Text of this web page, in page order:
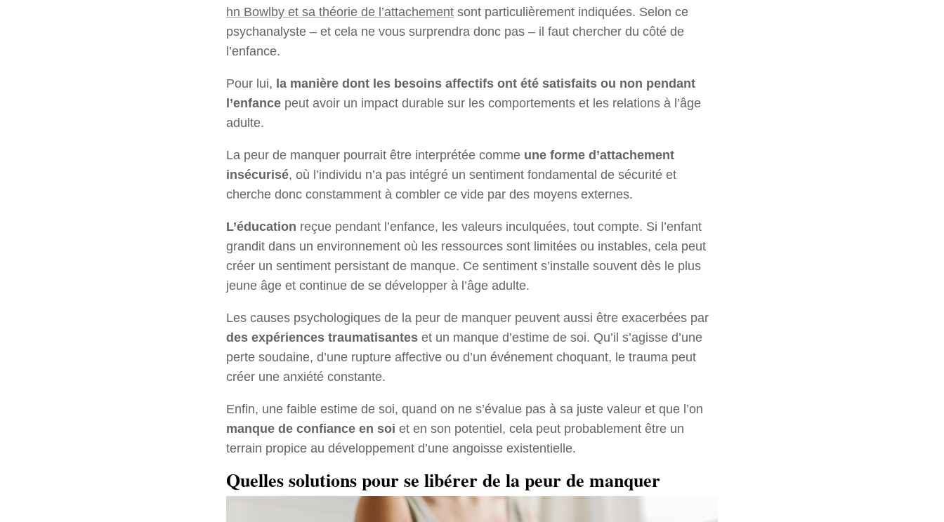
hn Bowlby et sa théorie de l’attachement sont particulièrement indiquées. Selon ce
psychanalyste – et cela ne vous surprendra donc pas – il faut chercher du côté de
l’enfance.
Pour lui, la manière dont les besoins affectifs ont été satisfaits ou non pendant
l’enfance peut avoir un impact durable sur les comportements et les relations à l’âge
adulte.
La peur de manquer pourrait être interprétée comme une forme d’attachement
insécurisé, où l’individu n’a pas intégré un sentiment fondamental de sécurité et
cherche donc constamment à combler ce vide par des moyens externes.
L’éducation reçue pendant l’enfance, les valeurs inculquées, tout compte. Si l’enfant
grandit dans un environnement où les ressources sont limitées ou instables, cela peut
créer un sentiment persistant de manque. Ce sentiment s’installe souvent dès le plus
jeune âge et continue de se développer à l’âge adulte.
Les causes psychologiques de la peur de manquer peuvent aussi être exacerbées par
des expériences traumatisantes et un manque d’estime de soi. Qu’il s’agisse d’une
perte soudaine, d’une rupture affective ou d’un événement choquant, le trauma peut
créer une anxiété constante.
Enfin, une faible estime de soi, quand on ne s’évalue pas à sa juste valeur et que l’on
manque de confiance en soi et en son potentiel, cela peut probablement être un
terrain propice au développement d’une angoisse existentielle.
Quelles solutions pour se libérer de la peur de manquer